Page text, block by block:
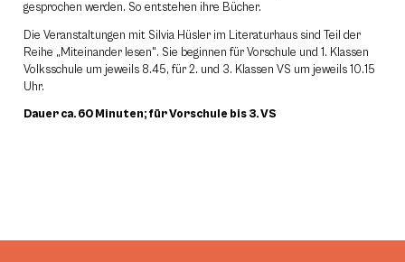
gesprochen werden. So entstehen ihre Bücher.
Die Veranstaltungen mit Silvia Hüsler im Literaturhaus sind Teil der
Reihe „Miteinander lesen". Sie beginnen für Vorschule und 1. Klassen
Volksschule um jeweils 8.45, für 2. und 3. Klassen VS um jeweils 10.15
Uhr.
Dauer ca. 60 Minuten; für Vorschule bis 3. VS